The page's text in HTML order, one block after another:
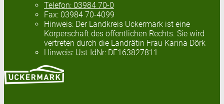
Telefon: 03984 70-0
Fax: 03984 70-4099
Hinweis: Der Landkreis Uckermark ist eine
Körperschaft des öffentlichen Rechts. Sie wird
vertreten durch die Landrätin Frau Karina Dörk
Hinweis: Ust-IdNr: DE163827811